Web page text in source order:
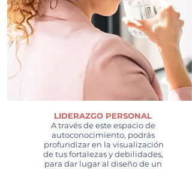
LIDERAZGO PERSONAL
A través de este espacio de
autoconocimiento, podrás
profundizar en la visualización
de tus fortalezas y debilidades,
para dar lugar al diseño de un